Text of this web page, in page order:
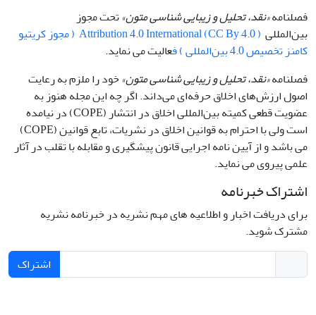
فصلنامه«نقد، تحلیل و زیبایی شناسی متون»تحت مجوز
بین‌المللی
Attribution 4.0 International (CC By 4.0 ) ( مجوز کریتیو
کامنز تخصیص 4.0 بین‌المللی ) ف
عالیت می نماید.
فصلنامه«نقد، تحلیل و زیبایی شناسی متون»خود را ملزم به رعایت
اصول ارزش‌های اخلاق حرفه‌ای می‌داند. اگر چه این مجله هنوز به
عضویت قطعی کمیته بین‌المللی اخلاق در انتشار (COPE) در نیامده
است ولی با احترام به قوانین اخلاق در نشریات، تابع قوانین (COPE)
می باشد و از آیین نامه اجرایی قانون پیشگیری و مقابله با تقلب در آثار
علمی پیروی می نماید.
اشتراک خبرنامه
برای دریافت اخبار و اطلاعیه های مهم نشریه در خبرنامه نشریه
مشترک شوید.
اشتراک